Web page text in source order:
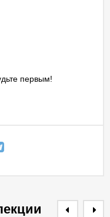
первым!